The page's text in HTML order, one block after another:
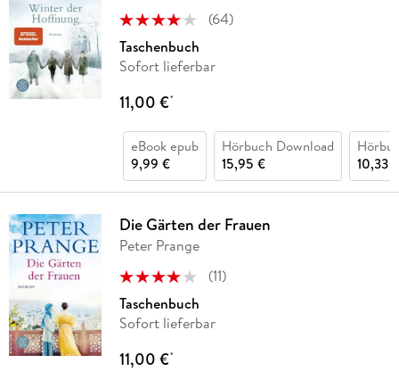
(64)
Taschenbuch
Sofort lieferbar
11,00 €*
eBook epub
9,99 €
Hörbuch Download
15,95 €
10,33 €
Die Gärten der Frauen
Peter Prange
(11)
Taschenbuch
Sofort lieferbar
11,00 €*